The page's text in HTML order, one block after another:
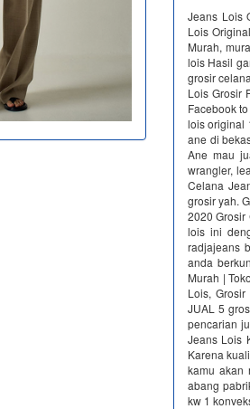
Jeans Lois
Lois
Murah,
lois Hasil
grosir
Lois Grosir
Facebook
lois original
ane di
Ane mau
wrangler,
Celana
grosir yah.
2020 Grosir
lois ini
radjajeans
anda
Murah |
Lois,
JUAL 5
pencarian
Jeans Lois
Karena
kamu akan
abang
kw 1